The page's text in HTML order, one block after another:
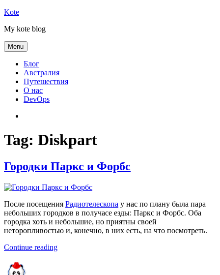
Skip
content
Kote
My kote blog
Menu
Блог
Австралия
Путешествия
О нас
DevOps
Tag: Diskpart
Городки Паркс и Форбс
После посещения Радиотелескопа у нас по плану была пара
небольших городков в получасе езды: Паркс и Форбс. Оба
городка хоть и небольшие, но приятны своей
неторопливостью и, конечно, в них есть, на что посмотреть.
Continue reading“Городки